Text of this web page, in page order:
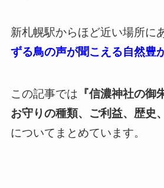
新札幌駅からほど近い場所に
ずる鳥の声が聞こえる自然豊
この記事では 『信濃神社の御
お守りの種類、ご利益、歴史
についてまとめています。